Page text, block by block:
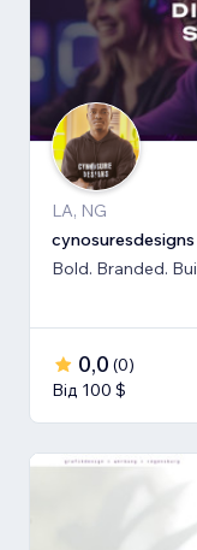
LA, NG
cynosuresdesigns
Bold. Branded.
0,0 (0)
Від 100 $